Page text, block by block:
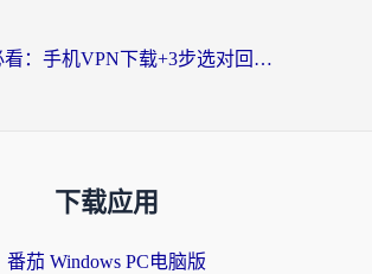
海外党必看：手机VPN下载+3步选对回国加速器，无缝刷国内资源不再愁
下载应用
番茄 Windows PC电脑版